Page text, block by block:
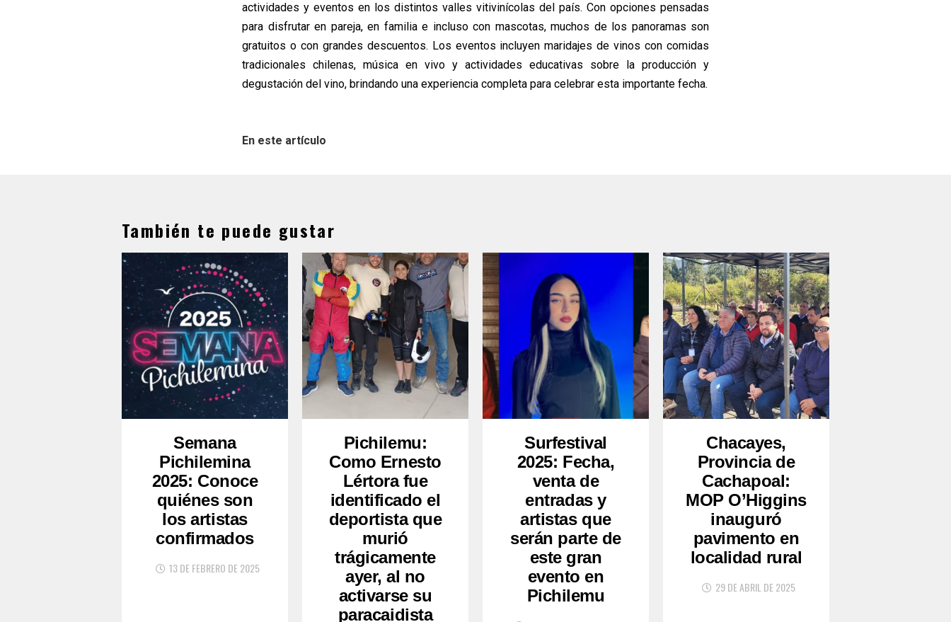
actividades y eventos en los distintos valles vitivinícolas del país. Con opciones pensadas
para disfrutar en pareja, en familia e incluso con mascotas, muchos de los panoramas son
gratuitos o con grandes descuentos. Los eventos incluyen maridajes de vinos con comidas
tradicionales chilenas, música en vivo y actividades educativas sobre la producción y
degustación del vino, brindando una experiencia completa para celebrar esta importante fecha.
En este artículo
También te puede gustar
Semana
Pichilemina
2025: Conoce
quiénes son
los artistas
confirmados
13 DE FEBRERO DE 2025
Pichilemu:
Como Ernesto
Lértora fue
identificado el
deportista que
murió
trágicamente
ayer, al no
activarse su
paracaidista
Surfestival
2025: Fecha,
venta de
entradas y
artistas que
serán parte de
este gran
evento en
Pichilemu
Chacayes,
Provincia de
Cachapoal:
MOP O’Higgins
inauguró
pavimento en
localidad rural
29 DE ABRIL DE 2025